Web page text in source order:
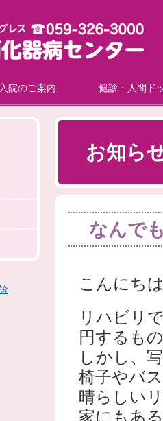
入院のご案内 健診・人間ド
お知ら
なんで
こんにち
リハビリ
円するも
しかし、
椅子やバ
晴らしい
家にもあ